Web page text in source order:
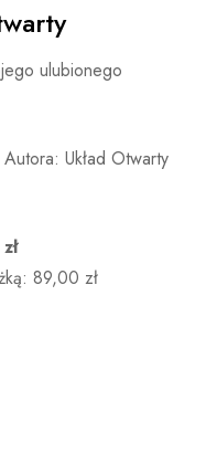
ulubionego
Układ Otwarty
89,00 zł